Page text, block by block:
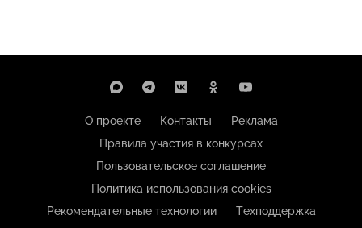
О проекте Контакты
Реклама
Правила участия в конкурсах
Пользовательское соглашение
Политика использования cookies
Рекомендательные технологии
Техподдержка